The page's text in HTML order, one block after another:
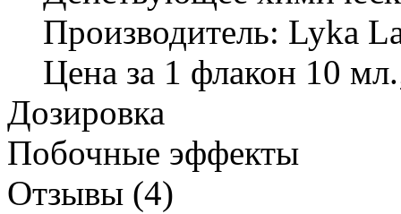
Производитель: Lyka
Цена за 1 флакон 10
Дозировка
Побочные эффекты
Отзывы (4)